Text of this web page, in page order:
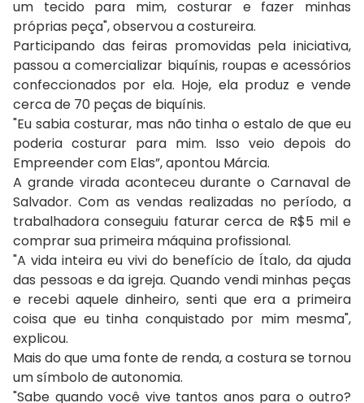
um tecido para mim, costurar e fazer minhas
próprias peça", observou a costureira.
Participando das feiras promovidas pela iniciativa,
passou a comercializar biquínis, roupas e acessórios
confeccionados por ela. Hoje, ela produz e vende
cerca de 70 peças de biquínis.
"Eu sabia costurar, mas não tinha o estalo de que eu
poderia costurar para mim. Isso veio depois do
Empreender com Elas”, apontou Márcia.
A grande virada aconteceu durante o Carnaval de
Salvador. Com as vendas realizadas no período, a
trabalhadora conseguiu faturar cerca de R$5 mil e
comprar sua primeira máquina profissional.
"A vida inteira eu vivi do benefício de Ítalo, da ajuda
das pessoas e da igreja. Quando vendi minhas peças
e recebi aquele dinheiro, senti que era a primeira
coisa que eu tinha conquistado por mim mesma",
explicou.
Mais do que uma fonte de renda, a costura se tornou
um símbolo de autonomia.
"Sabe quando você vive tantos anos para o outro?